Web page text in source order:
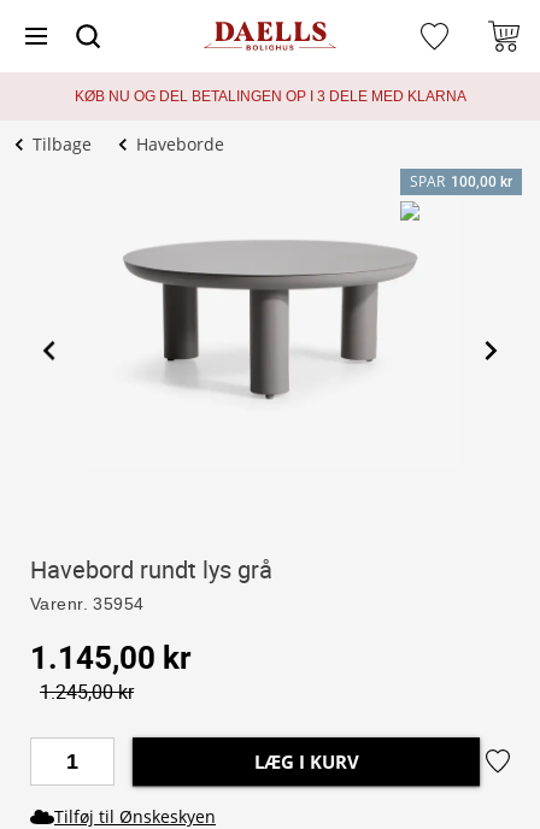
KØB NU OG DEL BETALINGEN OP I 3 DELE MED KLARNA
Tilbage Haveborde
SPAR 100,00 kr
Havebord rundt lys grå
Varenr. 35954
1.145,00 kr
1.245,00 kr
LÆG I KURV
Tilføj til Ønskeskyen